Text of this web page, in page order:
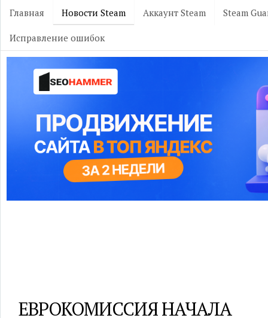
Главная Новости Steam Аккаунт Steam Steam
Исправление ошибок
ЕВРОКОМИССИЯ НАЧАЛА